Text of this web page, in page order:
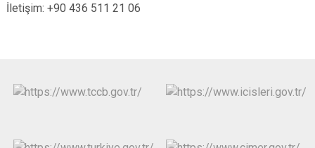
İletişim: +90 436 511 21 06